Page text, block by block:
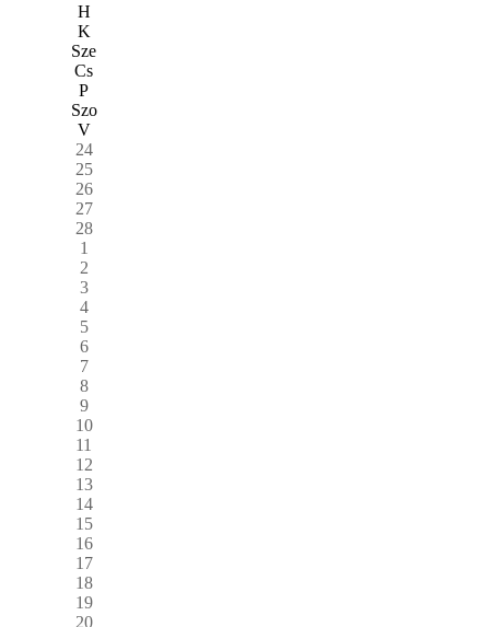
H
K
Sze
Cs
P
Szo
V
24
25
26
27
28
1
2
3
4
5
6
7
8
9
10
11
12
13
14
15
16
17
18
19
20